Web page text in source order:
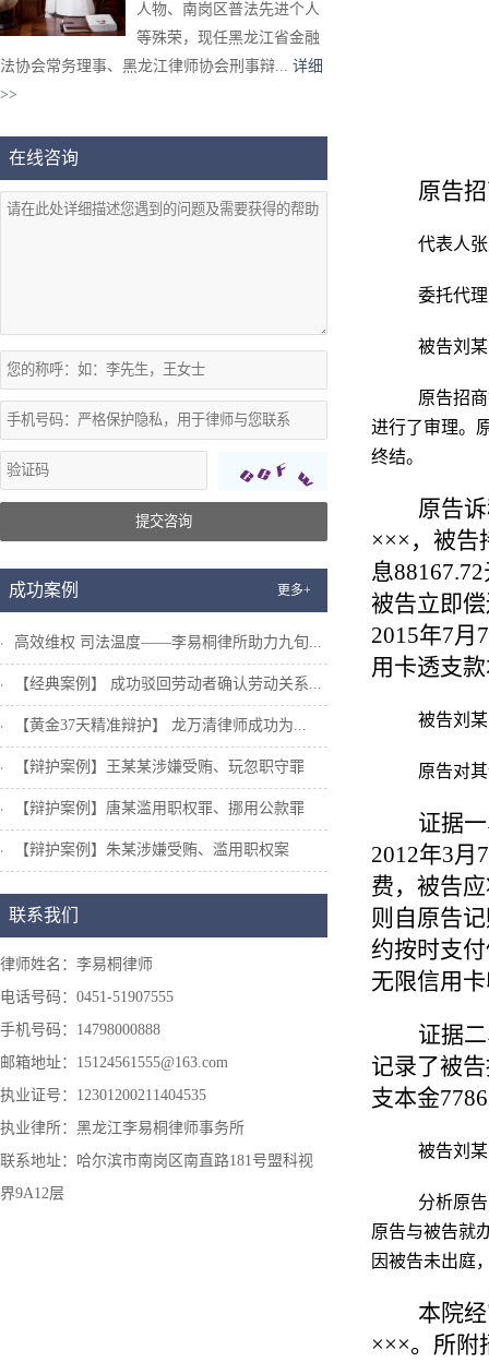
人物、南岗区普法先进个人
等殊荣，现任黑龙江省金融
法协会常务理事、黑龙江律师协会刑事辩... 详细
>>
在线咨询
提交咨询
成功案例 更多+
高效维权 司法温度——李易桐律所助力九旬...
【经典案例】 成功驳回劳动者确认劳动关系...
【黄金37天精准辩护】 龙万清律师成功为...
【辩护案例】王某某涉嫌受贿、玩忽职守罪
【辩护案例】唐某滥用职权罪、挪用公款罪
【辩护案例】朱某涉嫌受贿、滥用职权案
联系我们
律师姓名：李易桐律师
电话号码：0451-51907555
手机号码：14798000888
邮箱地址：15124561555@163.com
执业证号：12301200211404535
执业律所：黑龙江李易桐律师事务所
联系地址：哈尔滨市南岗区南直路181号盟科视
界9A12层
原告
代表人
委托代
被告刘
原告招
进行了审理。
终结。
原告
××× ，被告
息88167.72
被告立即
2015年7月 7
用卡透支
被告刘
原告对
证据
2012年3月 7
费，被告
则自原告
约按时支
无限信用
证据
记录了被
支本金
被告刘
分析原
原告与被告就
因被告未出庭
本院
×××。所附